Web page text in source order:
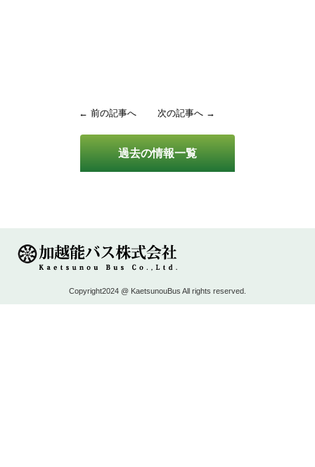
過去の情報一覧
← 前の記事へ 次の記事へ →
Copyright2024 @ KaetsunouBus All rights reserved.